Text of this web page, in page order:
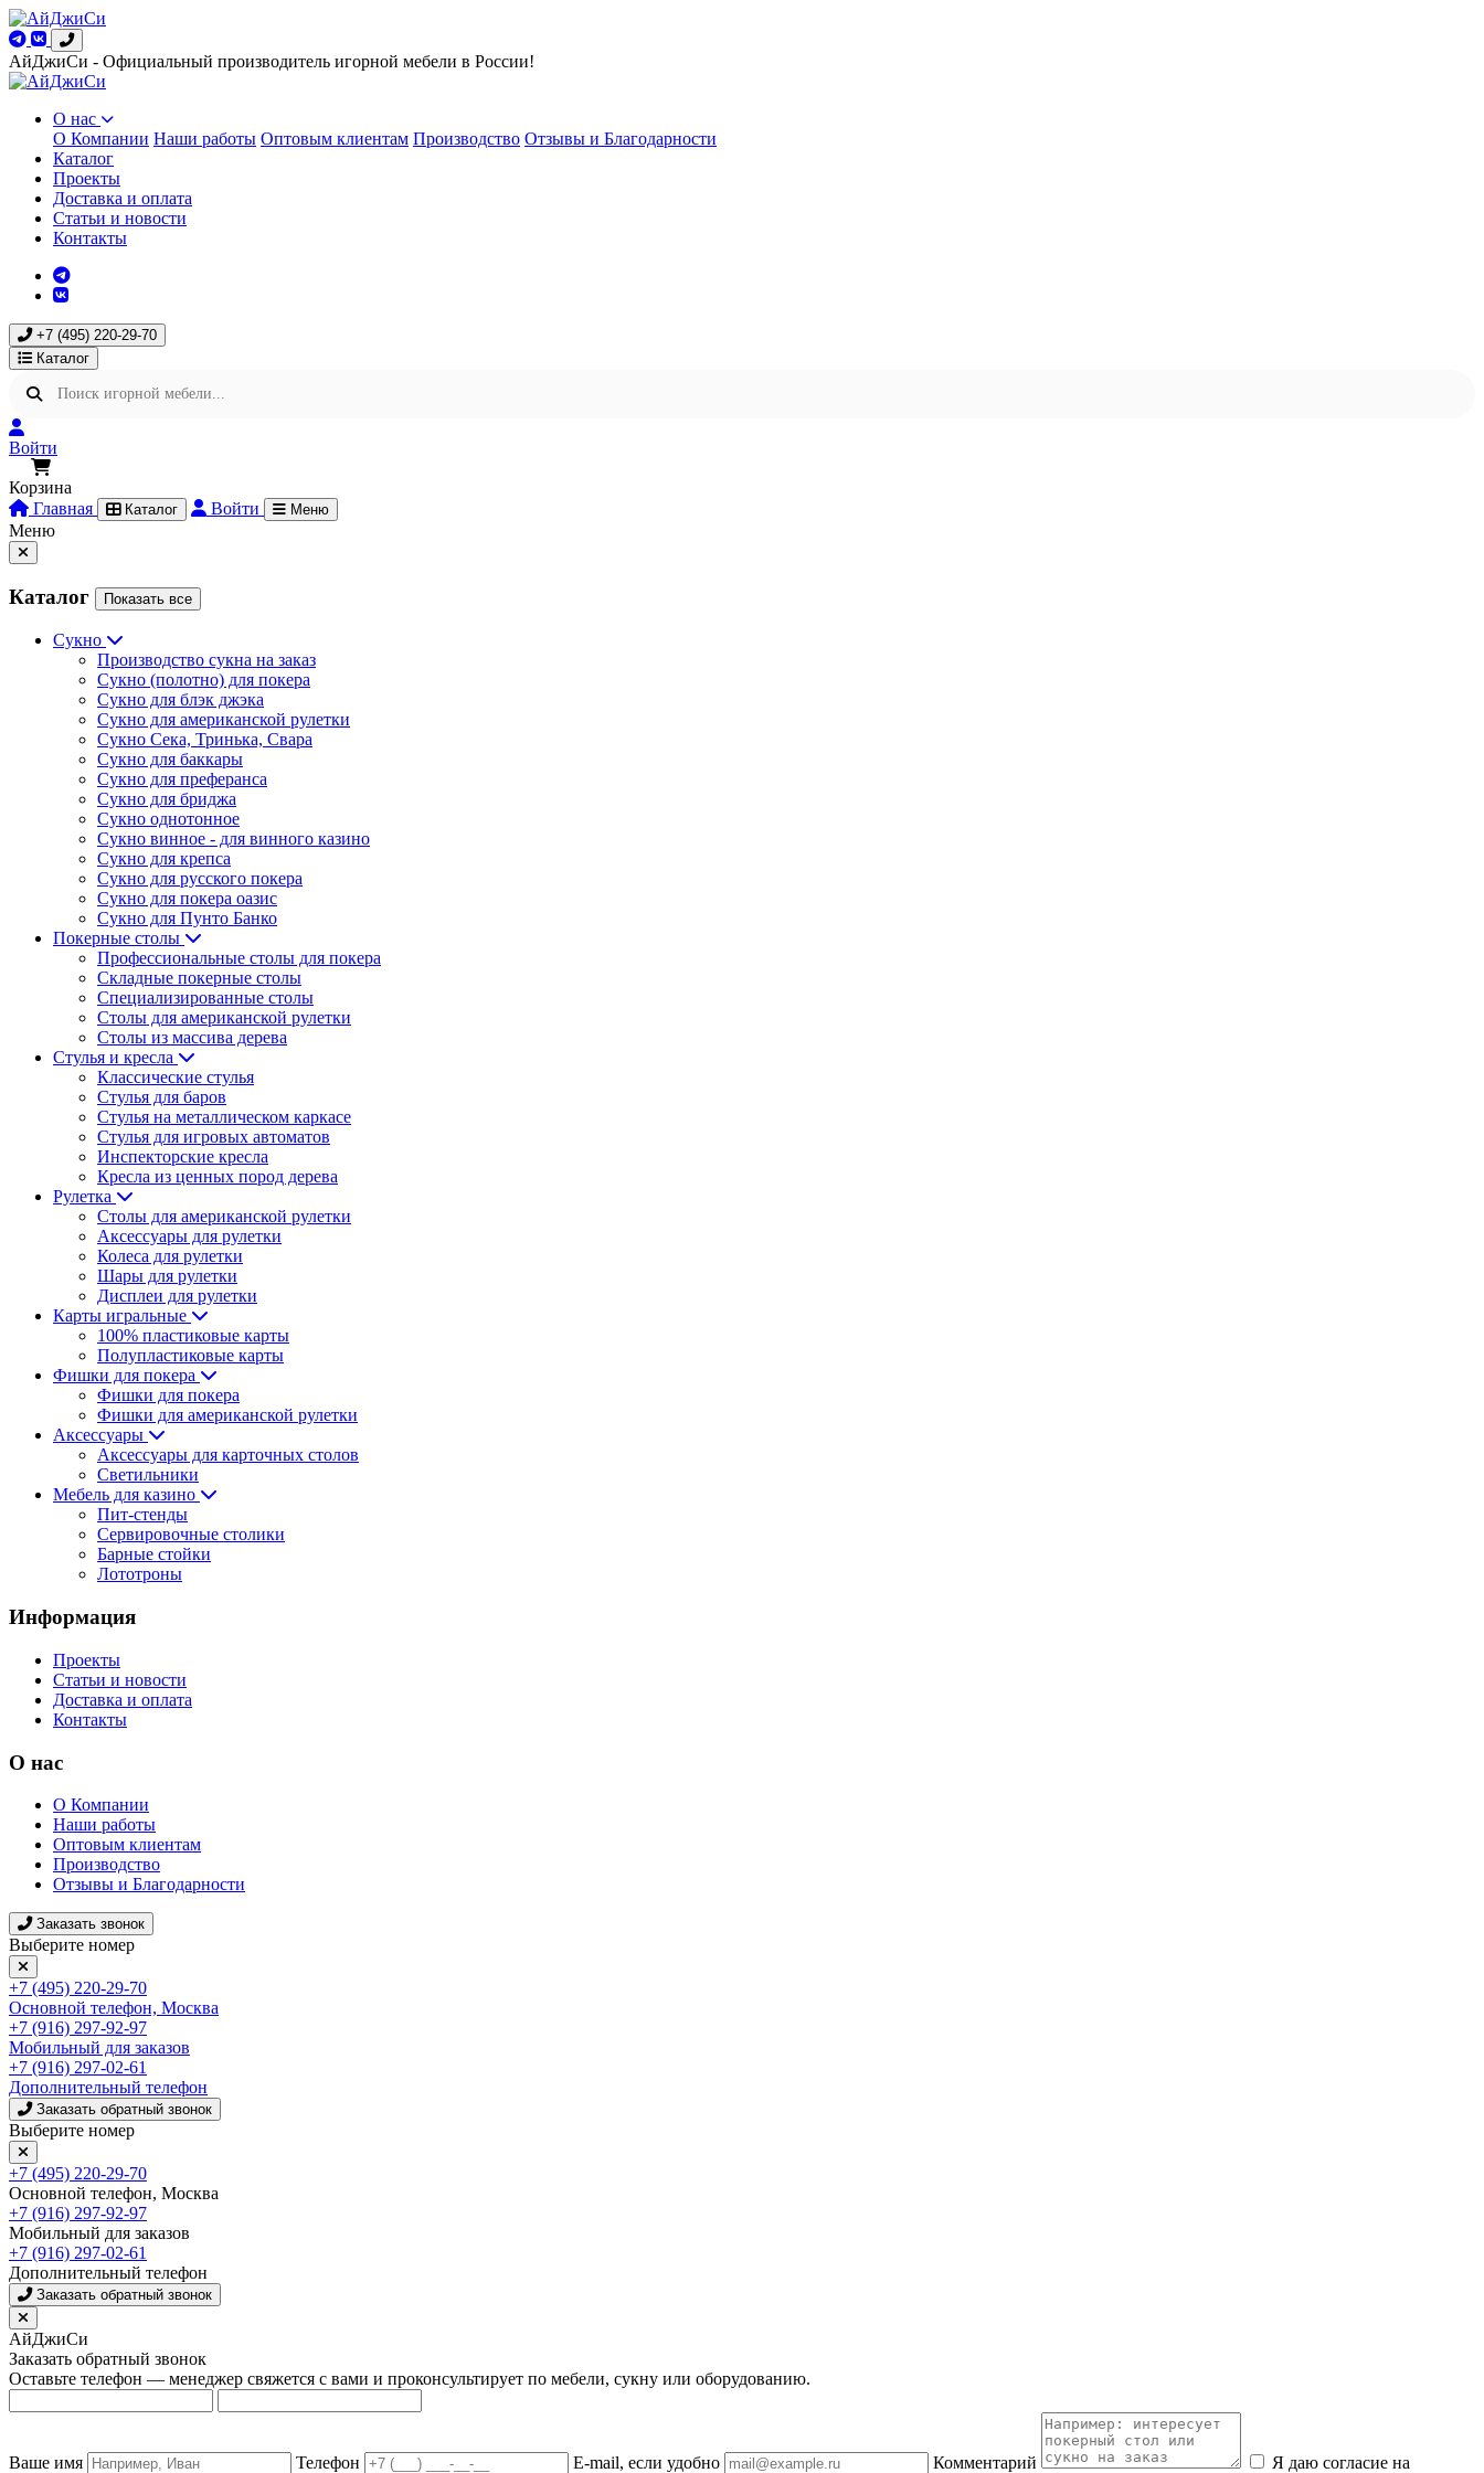
АйДжиСи - Официальный производитель игорной мебели в России!
О нас
О Компании Наши работы Оптовым клиентам Производство Отзывы и Благодарности
Каталог
Проекты
Доставка и оплата
Статьи и новости
Контакты
+7 (495) 220-29-70
Каталог
Войти
Корзина
Главная
Каталог Войти Меню
Меню
Каталог Показать все
Сукно
Производство сукна на заказ
Сукно (полотно) для покера
Сукно для блэк джэка
Сукно для американской рулетки
Сукно Сека, Тринька, Свара
Сукно для баккары
Сукно для преферанса
Сукно для бриджа
Сукно однотонное
Сукно винное - для винного казино
Сукно для крепса
Сукно для русского покера
Сукно для покера оазис
Сукно для Пунто Банко
Покерные столы
Профессиональные столы для покера
Складные покерные столы
Специализированные столы
Столы для американской рулетки
Столы из массива дерева
Стулья и кресла
Классические стулья
Стулья для баров
Стулья на металлическом каркасе
Стулья для игровых автоматов
Инспекторские кресла
Кресла из ценных пород дерева
Рулетка
Столы для американской рулетки
Аксессуары для рулетки
Колеса для рулетки
Шары для рулетки
Дисплеи для рулетки
Карты игральные
100% пластиковые карты
Полупластиковые карты
Фишки для покера
Фишки для покера
Фишки для американской рулетки
Аксессуары
Аксессуары для карточных столов
Светильники
Мебель для казино
Пит-стенды
Сервировочные столики
Барные стойки
Лототроны
Информация
Проекты
Статьи и новости
Доставка и оплата
Контакты
О нас
О Компании
Наши работы
Оптовым клиентам
Производство
Отзывы и Благодарности
Заказать звонок
Выберите номер
+7 (495) 220-29-70
Основной телефон, Москва
+7 (916) 297-92-97
Мобильный для заказов
+7 (916) 297-02-61
Дополнительный телефон
Заказать обратный звонок
Выберите номер
+7 (495) 220-29-70
Основной телефон, Москва
+7 (916) 297-92-97
Мобильный для заказов
+7 (916) 297-02-61
Дополнительный телефон
Заказать обратный звонок
АйДжиСи
Заказать обратный звонок
Оставьте телефон — менеджер свяжется с вами и проконсультирует по мебели, сукну или оборудованию.
Ваше имя Телефон E-mail, если удобно Комментарий
Я даю согласие на